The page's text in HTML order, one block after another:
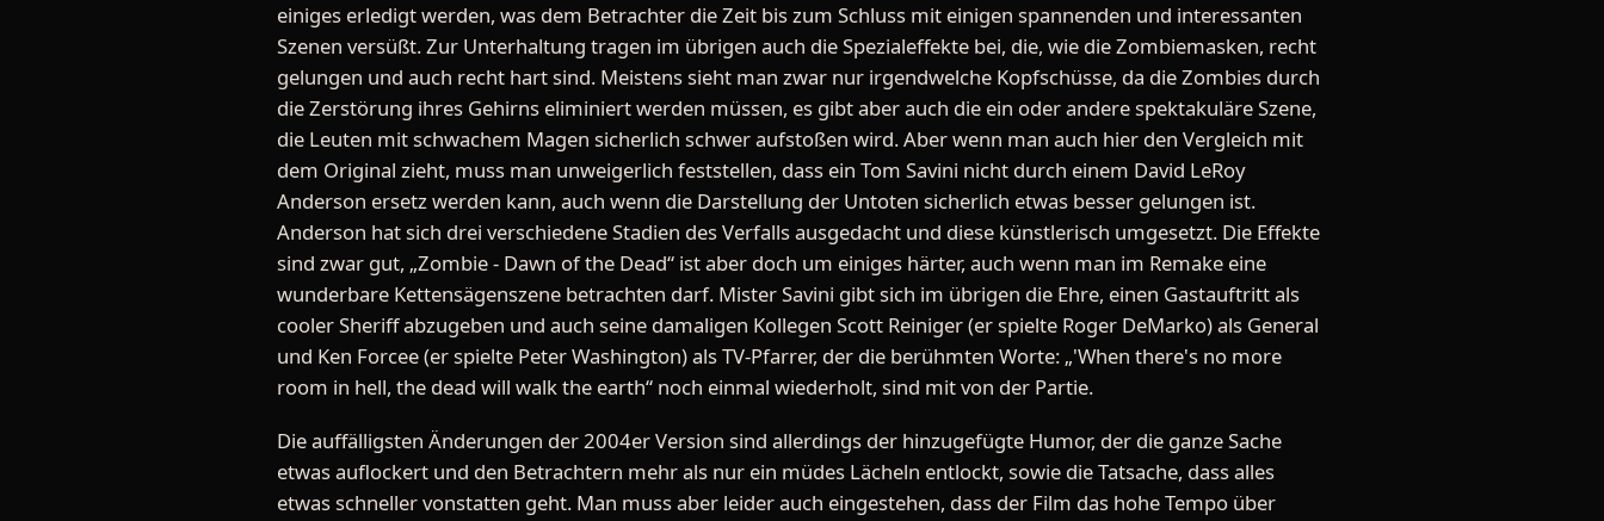
einiges erledigt werden, was dem Betrachter die Zeit bis zum Schluss mit einigen spannenden und interessanten
Szenen versüßt. Zur Unterhaltung tragen im übrigen auch die Spezialeffekte bei, die, wie die Zombiemasken, recht
gelungen und auch recht hart sind. Meistens sieht man zwar nur irgendwelche Kopfschüsse, da die Zombies durch
die Zerstörung ihres Gehirns eliminiert werden müssen, es gibt aber auch die ein oder andere spektakuläre Szene,
die Leuten mit schwachem Magen sicherlich schwer aufstoßen wird. Aber wenn man auch hier den Vergleich mit
dem Original zieht, muss man unweigerlich feststellen, dass ein Tom Savini nicht durch einem David LeRoy
Anderson ersetz werden kann, auch wenn die Darstellung der Untoten sicherlich etwas besser gelungen ist.
Anderson hat sich drei verschiedene Stadien des Verfalls ausgedacht und diese künstlerisch umgesetzt. Die Effekte
sind zwar gut, „Zombie - Dawn of the Dead“ ist aber doch um einiges härter, auch wenn man im Remake eine
wunderbare Kettensägenszene betrachten darf. Mister Savini gibt sich im übrigen die Ehre, einen Gastauftritt als
cooler Sheriff abzugeben und auch seine damaligen Kollegen Scott Reiniger (er spielte Roger DeMarko) als General
und Ken Forcee (er spielte Peter Washington) als TV-Pfarrer, der die berühmten Worte: „'When there's no more
room in hell, the dead will walk the earth“ noch einmal wiederholt, sind mit von der Partie.
Die auffälligsten Änderungen der 2004er Version sind allerdings der hinzugefügte Humor, der die ganze Sache
etwas auflockert und den Betrachtern mehr als nur ein müdes Lächeln entlockt, sowie die Tatsache, dass alles
etwas schneller vonstatten geht. Man muss aber leider auch eingestehen, dass der Film das hohe Tempo über